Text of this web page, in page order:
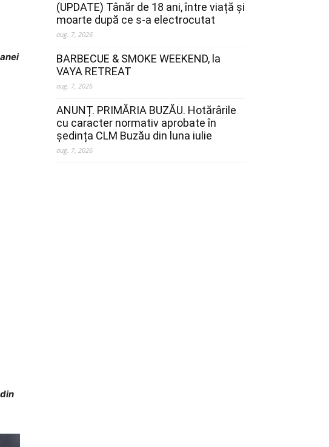
(UPDATE) Tânăr de 18 ani, între viață și
moarte după ce s-a electrocutat
aug. 7, 2026
BARBECUE & SMOKE WEEKEND, la
VAYA RETREAT
aug. 7, 2026
ANUNȚ. PRIMĂRIA BUZĂU. Hotărârile
cu caracter normativ aprobate în
ședința CLM Buzău din luna iulie
aug. 7, 2026